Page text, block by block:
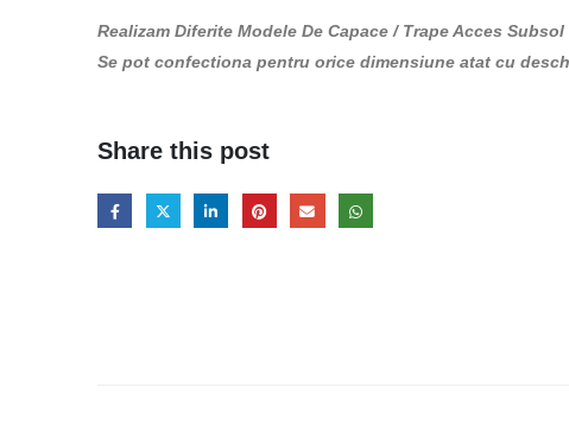
Realizam Diferite Modele De Capace / Trape Acces Subsol
Se pot confectiona pentru orice dimensiune atat cu
Share this post